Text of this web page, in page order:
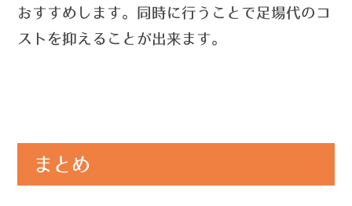
おすすめします。同時に行うことで足場代のコ
ストを抑えることが出来ます。
まとめ